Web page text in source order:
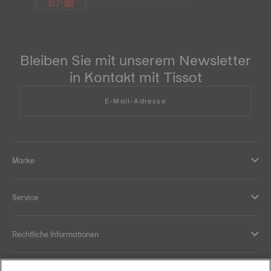
Bleiben Sie mit unserem Newsletter
in Kontakt mit Tissot
E-Mail-Adresse
Marke
Service
Rechtliche Informationen